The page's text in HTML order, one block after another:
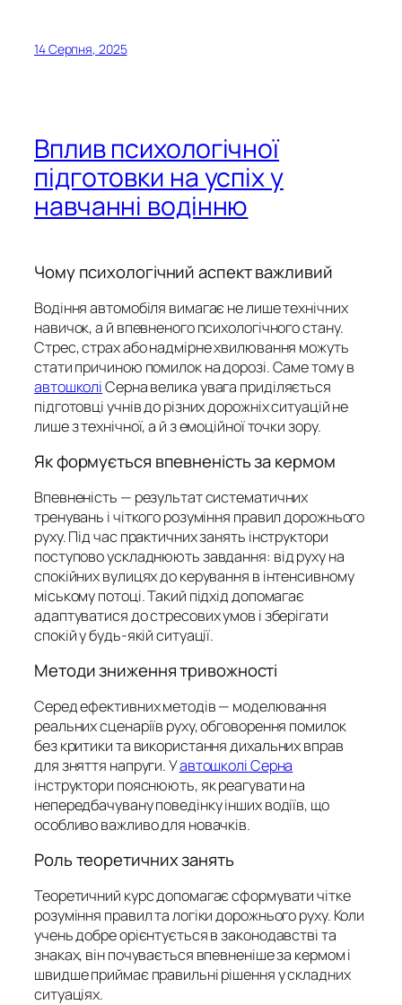
14 Серпня, 2025
Вплив психологічної
підготовки на успіх у
навчанні водінню
Чому психологічний аспект важливий
Водіння автомобіля вимагає не лише технічних
навичок, а й впевненого психологічного стану.
Стрес, страх або надмірне хвилювання можуть
стати причиною помилок на дорозі. Саме тому в
автошколіСерна велика увага приділяється
підготовці учнів до різних дорожніх ситуацій не
лише з технічної, а й з емоційної точки зору.
Як формується впевненість за кермом
Впевненість — результат систематичних
тренувань і чіткого розуміння правил дорожнього
руху. Під час практичних занять інструктори
поступово ускладнюють завдання: від руху на
спокійних вулицях до керування в інтенсивному
міському потоці. Такий підхід допомагає
адаптуватися до стресових умов і зберігати
спокій у будь-якій ситуації.
Методи зниження тривожності
Серед ефективних методів — моделювання
реальних сценаріїв руху, обговорення помилок
без критики та використання дихальних вправ
для зняття напруги. Уавтошколі Серна
інструктори пояснюють, як реагувати на
непередбачувану поведінку інших водіїв, що
особливо важливо для новачків.
Роль теоретичних занять
Теоретичний курс допомагає сформувати чітке
розуміння правил та логіки дорожнього руху. Коли
учень добре орієнтується в законодавстві та
знаках, він почувається впевненіше за кермом і
швидше приймає правильні рішення у складних
ситуаціях.